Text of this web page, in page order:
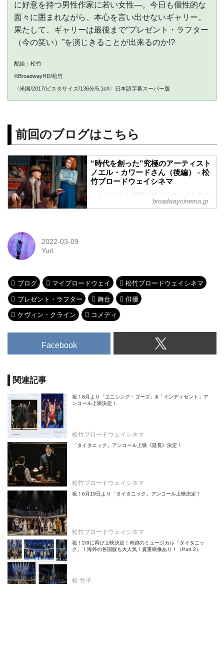
に好意を持つ男性作家に若い女性―。今日も個性的な
面々に囲まれながら、本心を言い出せないギャリー。
果たして、ギャリーは最後まで“プレゼント・ラフター
（今の笑い）”を演じきることが出来るのか!?
配給：松竹
©BroadwayHD/松竹
〈米国/2017/ビスタサイズ/136分/5.1ch〉日本語字幕スーパー版
前回のブログはこちら
“時代を創った”究極のアーティスト
ノエル・カワードさん（後編） - 松
竹ブロードウェイシネマ
こんにちは！ 松竹ブロードウェイシネマ
新人女子部員のYuriです。ブロードウェイ
関係について注目していきます！カバー
画像：『プレゼント・ラフター』より
ⒸSara Krulwich
broadwaycinema.jp
2022-03-09
Yuri
ブログ マイブロードウェイ 松竹ブロードウェイシネマ
プレゼント・ラフター 舞台 俳優
ケヴィン・クライン コメディ
Facebook
関連記事
祝！8月より「エニシング・ゴーズ」&「インディセント」ア
ンコール上映決定！
松竹ブロードウェイシネマ
「タイタニック」アンコール上映《延長》決定！
松竹ブロードウェイシネマ
祝！6月19日より「タイタニック」アンコール上映決定！
松竹ブロードウェイシネマ
祝！2/9に再び上映決定！奇跡のミュージカル「タイタニッ
ク」！海外の各国版も大人気！貴重映像あり！（Part 2）
松 竹子